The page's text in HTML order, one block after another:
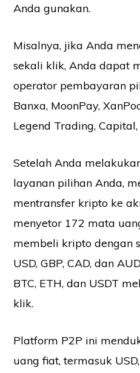
Anda gunakan.
Misalnya, jika Anda
sekali klik, Anda dapat
operator pembayaran
Banxa, MoonPay,
Legend Trading,
Setelah Anda
layanan pilihan Anda,
mentransfer kripto ke
menyetor 172 mata
membeli kripto dengan
USD, GBP, CAD, dan
BTC, ETH, dan USDT
klik.
Platform P2P ini
uang fiat, termasuk USD,